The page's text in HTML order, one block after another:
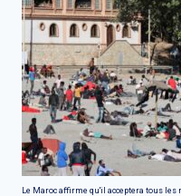
Le Maroc affirme qu'il acceptera tous